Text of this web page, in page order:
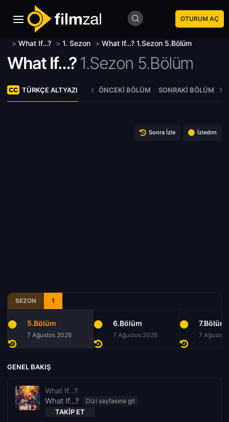
OTURUM AÇ
> What If…? > 1. Sezon > What If…? 1.Sezon 5.Bölüm
What If…? 1.Sezon 5.Bölüm
TÜRKÇE ALTYAZI ÖNCEKI BÖLÜM SONRAKI BÖLÜM
Sonra İzle İzledim
SEZON 1
5.Bölüm
7 Ağustos 2026
6.Bölüm
7 Ağustos 2026
7.Bölüm
7 Ağustos
GENEL BAKIŞ
What If…?
What If…?
TAKIP ET